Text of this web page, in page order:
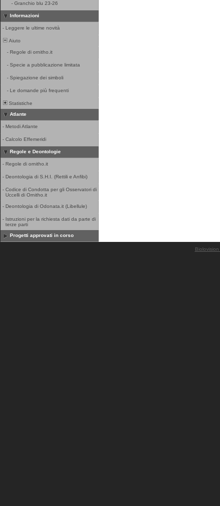
- Granchio blu 23-26
Informazioni
- Leggere le ultime novità
Aiuto
- Regole di ornitho.it
- Specie a pubblicazione limitata
- Spiegazione dei simboli
- Le domande più frequenti
Statistiche
Atlante
- Metodi Atlante
- Calcolo Effemeridi
Regole e Deontologie
- Regole di ornitho.it
- Deontologia di S.H.I. (Rettili e Anfibi)
- Codice di Condotta per gli Osservatori di
Uccelli di Ornitho.it
- Deontologia di Odonata.it (Libellule)
- Istruzioni per la richiesta dati da parte di
terze parti
Progetti approvati in corso
Biolovision